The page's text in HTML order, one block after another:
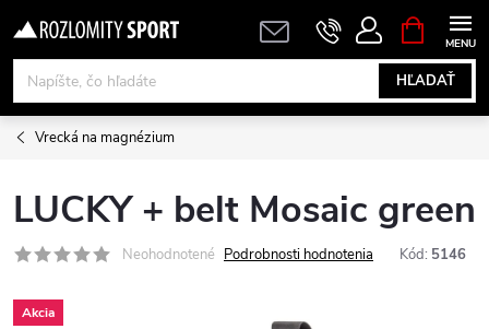
na
obsah
HĽADAŤ
KOŠÍK
Vrecká na magnézium
LUCKY + belt Mosaic green
Neohodnotené Podrobnosti hodnotenia Kód: 5146
Akcia